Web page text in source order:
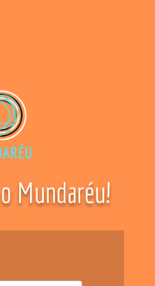
Mundaréu!